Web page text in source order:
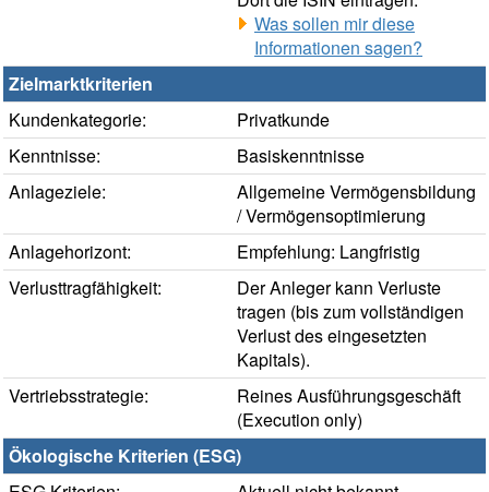
Was sollen mir diese
Informationen sagen?
Zielmarktkriterien
Kundenkategorie:
Privatkunde
Kenntnisse:
Basiskenntnisse
Anlageziele:
Allgemeine Vermögensbildung
/ Vermögensoptimierung
Anlagehorizont:
Empfehlung: Langfristig
Verlusttragfähigkeit:
Der Anleger kann Verluste
tragen (bis zum vollständigen
Verlust des eingesetzten
Kapitals).
Vertriebsstrategie:
Reines Ausführungsgeschäft
(Execution only)
Ökologische Kriterien (ESG)